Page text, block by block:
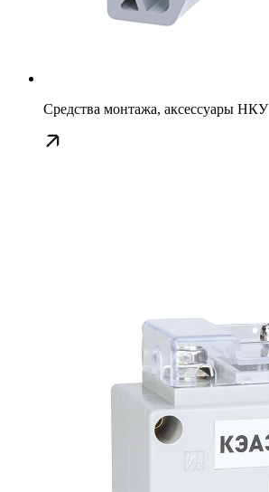
Средства монтажа, аксессуары НКУ